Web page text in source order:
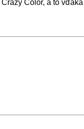
Crazy Color, a to